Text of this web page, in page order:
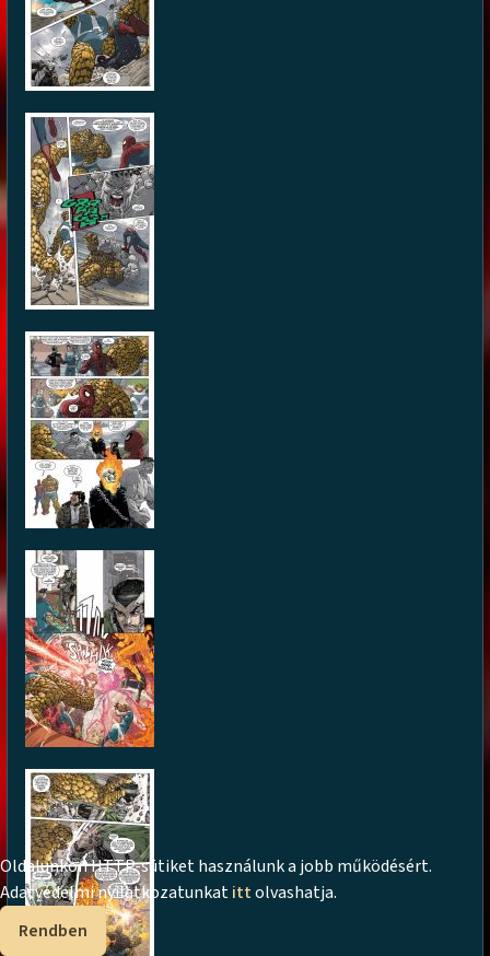
Oldalunkon HTTP-sütiket használunk a jobb működésért.
Adatvédelmi nyilatkozatunkatittolvashatja.
Rendben